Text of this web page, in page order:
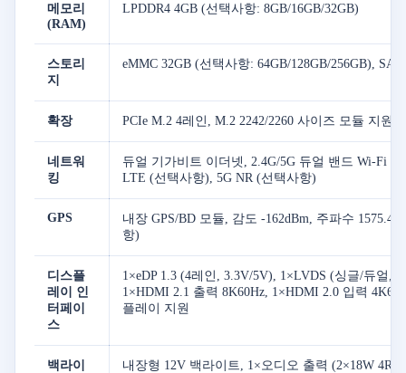
메모리
(RAM)
LPDDR4 4GB (선택사항: 8GB/16GB/32GB)
스토리
지
eMMC 32GB (선택사항: 64GB/128GB/256GB),
확장 PCIe M.2 4레인, M.2 2242/2260 사이즈 모듈 지원
네트워
킹
듀얼 기가비트 이더넷, 2.4G/5G 듀얼 밴드 Wi-Fi
LTE (선택사항), 5G NR (선택사항)
GPS
내장 GPS/BD 모듈, 감도 -162dBm, 주파수
항)
디스플
레이 인
터페이
스
1×eDP 1.3 (4레인, 3.3V/5V), 1×LVDS (싱글/듀얼,
1×HDMI 2.1 출력 8K60Hz, 1×HDMI 2.0 입력
플레이 지원
백라이
내장형 12V 백라이트, 1×오디오 출력 (2×18W